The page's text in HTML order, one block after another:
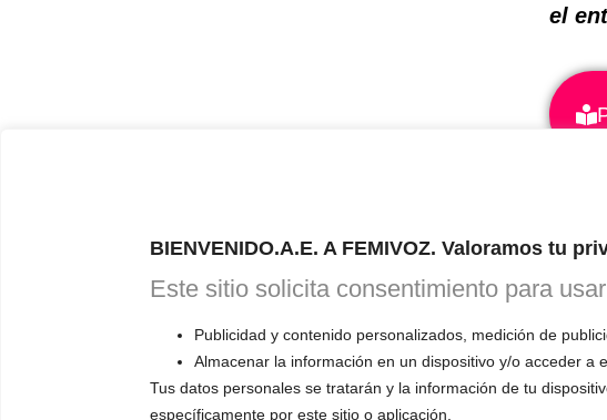
BIENVENIDO.A.E. A FEMIVOZ. Valoramos tu
Este sitio solicita consentimiento para
Publicidad y contenido personalizados, medición de
Almacenar la información en un dispositivo y/o acceder a
Tus datos personales se tratarán y la información de tu
específicamente por este sitio o aplicación.
el